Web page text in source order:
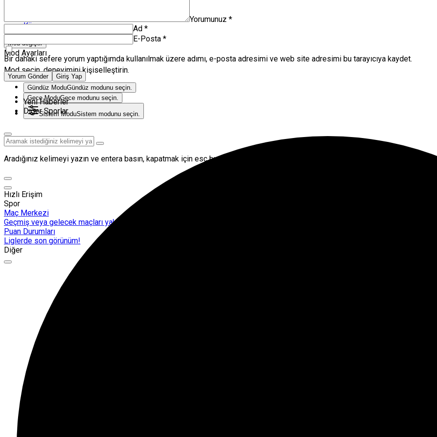
Künye
Mod değiştir
Mod Ayarları
Mod seçin, deneyimini kişiselleştirin.
Gündüz ModuGündüz modunu seçin.
Gece ModuGece modunu seçin.
Sistem ModuSistem modunu seçin.
Aradığınız kelimeyi yazın ve entera basın, kapatmak için esc butonuna tıklayın.
Hızlı Erişim
Spor
Maç Merkezi
Geçmiş veya gelecek maçları yakından takip edebilirsiniz.
Puan Durumları
Liglerde son görünüm!
Diğer
Yorumunuz *
Ad *
E-Posta *
Bir dahaki sefere yorum yaptığımda kullanılmak üzere adımı, e-posta adresimi ve web site adresimi bu tarayıcıya kaydet.
Yorum Gönder Giriş Yap
Yeni Haberler
Diğer Sporlar